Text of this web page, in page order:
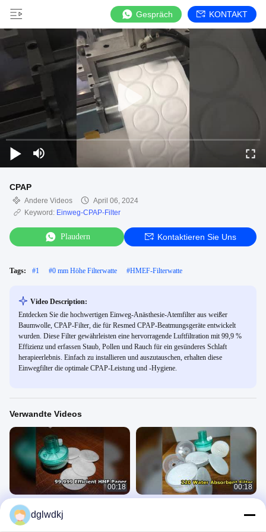
Gespräch KONTAKT
CPAP
Andere Videos
April 06, 2024
Keyword: Einweg-CPAP-Filter
Plaudern Kontaktieren Sie Uns
Tags: #1 #0 mm Höhe Filterwatte #HMEF-Filterwatte
Video Description:
Entdecken Sie die hochwertigen Einweg-Anästhesie-Atemfilter aus weißer
Baumwolle, CPAP-Filter, die für Resmed CPAP-Beatmungsgeräte entwickelt
wurden. Diese Filter gewährleisten eine hervorragende Luftfiltration mit 99,9 %
Effizienz und erfassen Staub, Pollen und Rauch für ein gesünderes Schlaft
herapieerlebnis. Einfach zu installieren und auszutauschen, erhalten diese
Einwegfilter die optimale CPAP-Leistung und -Hygiene.
Verwandte Videos
00:18
HME-Filterpapier mit einer Effizienz
von 99,999 % und einer
Wasseraufnahme von 220 %
HME-Filterpapier
00:18
dglwdkj